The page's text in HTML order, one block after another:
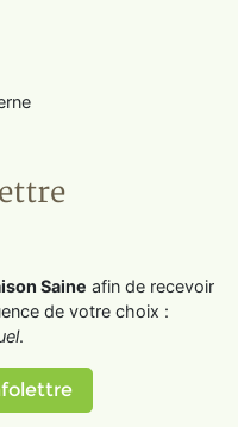
Saine afin de recevoir
de votre choix :
.